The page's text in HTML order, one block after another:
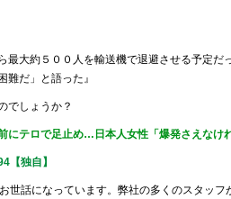
最大約５００人を輸送機で退避させる予定
難だ」と語った』
でしょうか？
にテロで足止め…日本人女性「爆発さえなけ
【独自】
世話になっています。弊社の多くのスタッ